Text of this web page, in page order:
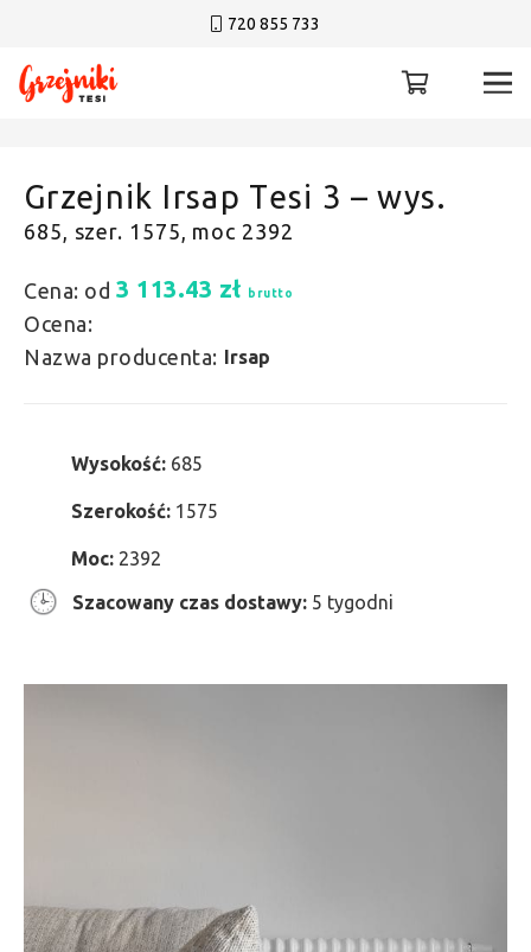
720 855 733
Grzejnik Irsap Tesi 3 – wys.
685, szer. 1575, moc 2392
Cena: od 3 113.43 zł brutto
Ocena:
Nazwa producenta: Irsap
Wysokość: 685
Szerokość: 1575
Moc: 2392
Szacowany czas dostawy: 5 tygodni